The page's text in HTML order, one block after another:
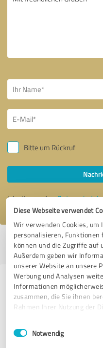
Diese Webseite verwendet
Wir verwenden Cookies, um
personalisieren, Funktionen
können und die Zugriffe auf
Außerdem geben wir
unserer Website an unsere
Werbung und Analysen
Informationen
zusammen, die Sie ihnen
Rahmen Ihrer Nutzung der
Impressum
Einwilligungsauswahl
Notwendig
Bitte um Rückruf
Ich stimme den
Profil aktiv seit 03.09.2025 |
Anbietern
B11